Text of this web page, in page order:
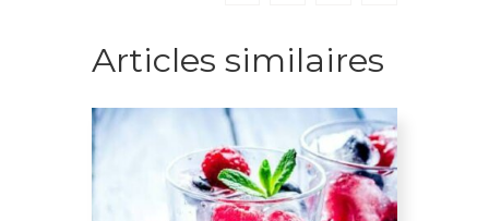
Articles similaires